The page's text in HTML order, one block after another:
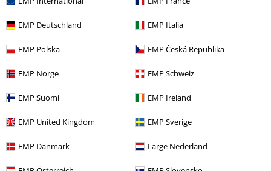
EMP Deutschland EMP Italia
EMP Polska EMP Česká Republika
EMP Norge EMP Schweiz
EMP Suomi EMP Ireland
EMP United Kingdom EMP Sverige
EMP Danmark Large Nederland
Laatst bezocht
Adviesprijs